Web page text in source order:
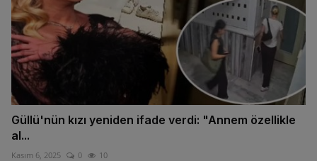
Güllü'nün kızı yeniden ifade verdi: "Annem özellikle
al...
Kasım 6, 2025 0 10